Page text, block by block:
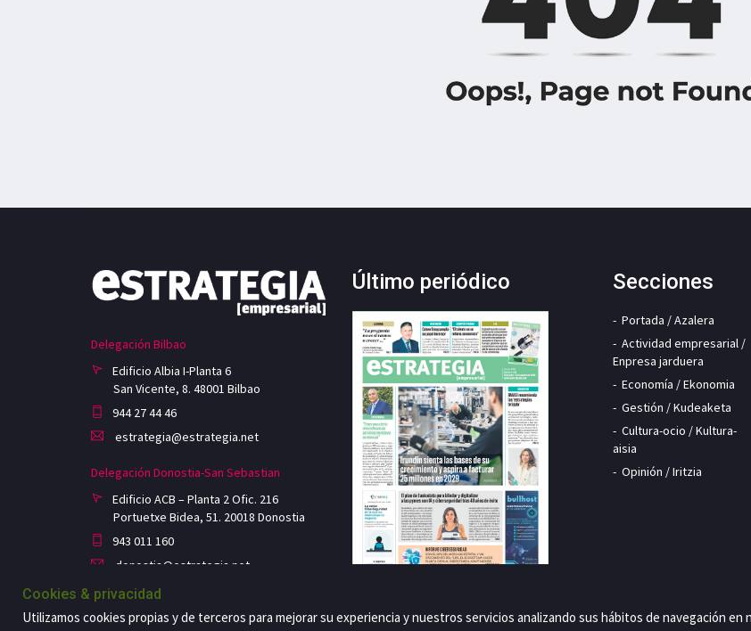
Delegación Bilbao
Edificio Albia I-Planta 6
San Vicente, 8. 48001 Bilbao
944 27 44 46
estrategia@estrategia.net
Delegación Donostia-San Sebastian
Edificio ACB – Planta 2 Ofic. 216
Portuetxe Bidea, 51. 20018 Donostia
943 011 160
donostia@estrategia.net
Último periódico Secciones
Portada / Azalera
Actividad empresarial /
Enpresa jarduera
Economía / Ekonomia
Gestión / Kudeaketa
Cultura-ocio / Kultura-
aisia
Opinión / Iritzia
Cookies & privacidad
Utilizamos cookies propias y de terceros para mejorar su experiencia y nuestros servicios analizando sus hábitos de navegación en